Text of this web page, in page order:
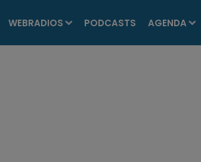
WEBRADIOS PODCASTS AGENDA